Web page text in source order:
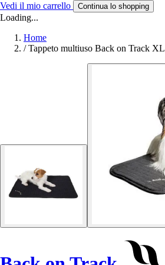
Vedi il mio carrello Continua lo shopping
Loading...
Home
/ Tappeto multiuso Back on Track XL